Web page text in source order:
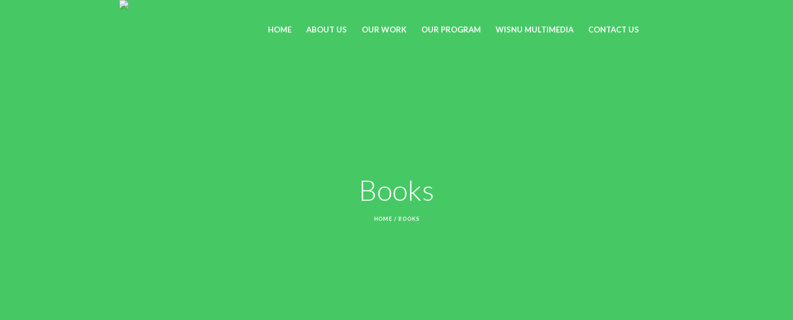
HOME ABOUT US OUR WORK OUR PROGRAM WISNU MULTIMEDIA CONTACT US
Books
HOME / BOOKS